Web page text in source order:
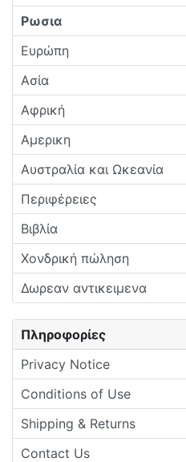
Ρωσια
Ευρώπη
Ασία
Αφρική
Αμερικη
Αυστραλία και Ωκεανία
Περιφέρειες
Βιβλία
Χονδρική πώληση
Δωρεαν αντικειμενα
Πληροφορίες
Privacy Notice
Conditions of Use
Shipping & Returns
Contact Us